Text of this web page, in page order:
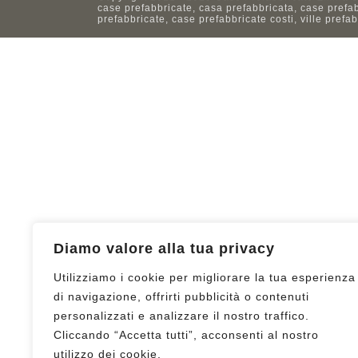
Diamo valore alla tua privacy
Utilizziamo i cookie per migliorare la tua esperienza
di navigazione, offrirti pubblicità o contenuti
personalizzati e analizzare il nostro traffico.
Cliccando “Accetta tutti”, acconsenti al nostro
utilizzo dei cookie.
case prefabbricate, casa prefabbricata, case
prefabbricate, case prefabbricate costi, ville